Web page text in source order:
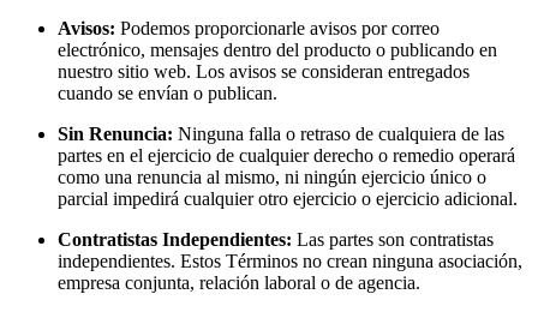
Avisos: Podemos proporcionarle avisos por correo
electrónico, mensajes dentro del producto o publicando en
nuestro sitio web. Los avisos se consideran entregados
cuando se envían o publican.
Sin Renuncia: Ninguna falla o retraso de cualquiera de las
partes en el ejercicio de cualquier derecho o remedio operará
como una renuncia al mismo, ni ningún ejercicio único o
parcial impedirá cualquier otro ejercicio o ejercicio adicional.
Contratistas Independientes: Las partes son contratistas
independientes. Estos Términos no crean ninguna asociación,
empresa conjunta, relación laboral o de agencia.